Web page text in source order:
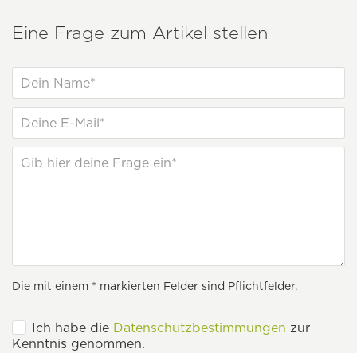
Eine Frage zum Artikel stellen
Die mit einem * markierten Felder sind Pflichtfelder.
Ich habe die Datenschutzbestimmungen zur
Kenntnis genommen.